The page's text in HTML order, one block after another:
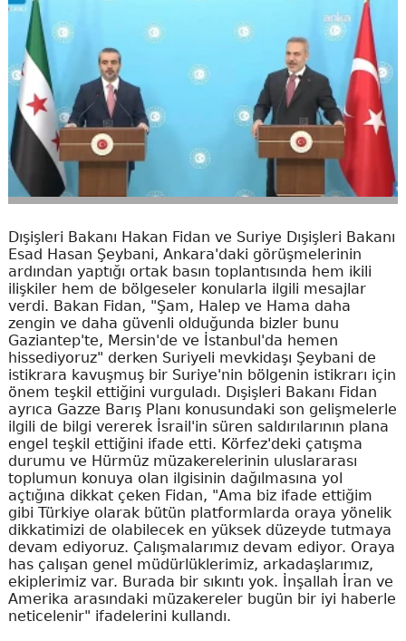
Dışişleri Bakanı Hakan Fidan ve Suriye Dışişleri Bakanı
Esad Hasan Şeybani, Ankara'daki görüşmelerinin
ardından yaptığı ortak basın toplantısında hem ikili
ilişkiler hem de bölgeseler konularla ilgili mesajlar
verdi. Bakan Fidan, "Şam, Halep ve Hama daha
zengin ve daha güvenli olduğunda bizler bunu
Gaziantep'te, Mersin'de ve İstanbul'da hemen
hissediyoruz" derken Suriyeli mevkidaşı Şeybani de
istikrara kavuşmuş bir Suriye'nin bölgenin istikrarı için
önem teşkil ettiğini vurguladı. Dışişleri Bakanı Fidan
ayrıca Gazze Barış Planı konusundaki son gelişmelerle
ilgili de bilgi vererek İsrail'in süren saldırılarının plana
engel teşkil ettiğini ifade etti. Körfez'deki çatışma
durumu ve Hürmüz müzakerelerinin uluslararası
toplumun konuya olan ilgisinin dağılmasına yol
açtığına dikkat çeken Fidan, "Ama biz ifade ettiğim
gibi Türkiye olarak bütün platformlarda oraya yönelik
dikkatimizi de olabilecek en yüksek düzeyde tutmaya
devam ediyoruz. Çalışmalarımız devam ediyor. Oraya
has çalışan genel müdürlüklerimiz, arkadaşlarımız,
ekiplerimiz var. Burada bir sıkıntı yok. İnşallah İran ve
Amerika arasındaki müzakereler bugün bir iyi haberle
neticelenir" ifadelerini kullandı.